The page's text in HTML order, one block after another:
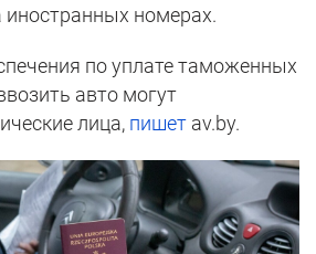
иностранных номерах.
по уплате таможенных
авто могут
лица, пишет av.by.